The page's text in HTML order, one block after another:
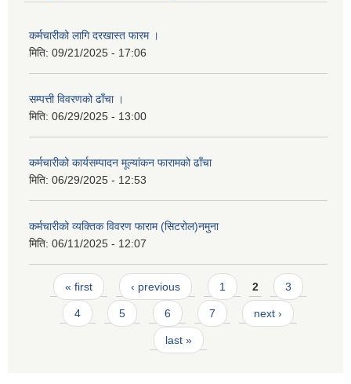
कर्मचारीको लागि दरखास्त फारम ।
मिति: 09/21/2025 - 17:06
सम्पत्ती विवरणको ढाँचा ।
मिति: 06/29/2025 - 13:00
कर्मचारीको कार्यसम्पादन मूल्यांकन फारामको ढाँचा
मिति: 06/29/2025 - 12:53
कर्मचारीको व्यक्तिक विवरण फाराम (सिटरोल)नमुना
मिति: 06/11/2025 - 12:07
Pages
« first ‹ previous 1 2 3
4 5 6 7 next ›
last »